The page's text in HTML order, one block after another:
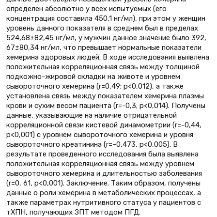
определен абсолютно у всех испытуемых (его
концентрация составила 450,1 нг/мл), при этом у женщин
уровень данного показателя в среднем был в пределах
524,68±82,45 нг/мл, у мужчин данное значение было 392,
67±80,34 нг/мл, что превышает нормальные показатели
хемерина здоровых людей. В ходе исследования выявлена
положительная корреляционная связь между толщиной
подкожно-жировой складки на животе и уровнем
сывороточного хемерина (r=0,49; p<0,012), а также
установлена связь между показателем хемерина плазмы
крови и сухим весом пациента (r=-0,3; p<0,014). Получены
данные, указывающие на наличие отрицательной
корреляционной связи кистевой динамометрии (r=-0,44,
p<0,001) с уровнем сывороточного хемерина и уровня
сывороточного креатинина (r=–0,473, p<0,005). В
результате проведенного исследования была выявлена
положительная корреляционная связь между уровнем
сывороточного хемерина и длительностью заболевания
(r=0, 61, p<0,001). Заключение. Таким образом, получены
данные о роли хемерина в метаболических процессах, а
также параметрах нутритивного статуса у пациентов с
тХПН, получающих ЗПТ методом ПГД.